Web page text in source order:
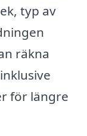
typ av
räkna
för längre